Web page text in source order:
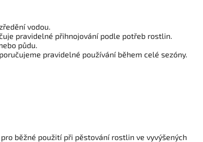
vodou.
pravidelné přihnojování podle potřeb rostlin.
půdu.
pravidelné používání během celé sezóny.
běžné použití při pěstování rostlin ve vyvýšených